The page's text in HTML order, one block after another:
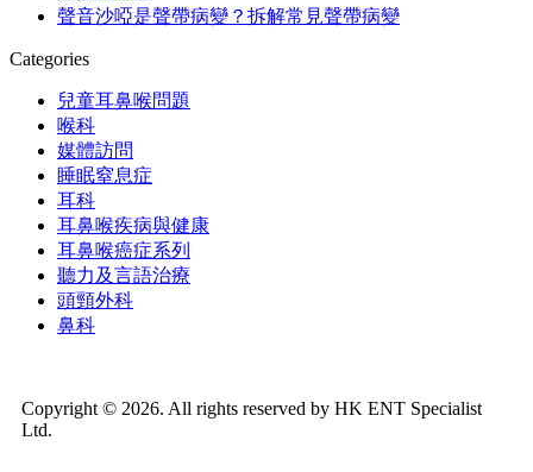
聲音沙啞是聲帶病變？拆解常見聲帶病變
Categories
兒童耳鼻喉問題
喉科
媒體訪問
睡眠窒息症
耳科
耳鼻喉疾病與健康
耳鼻喉癌症系列
聽力及言語治療
頭頸外科
鼻科
Copyright © 2026. All rights reserved by HK ENT Specialist
Ltd.